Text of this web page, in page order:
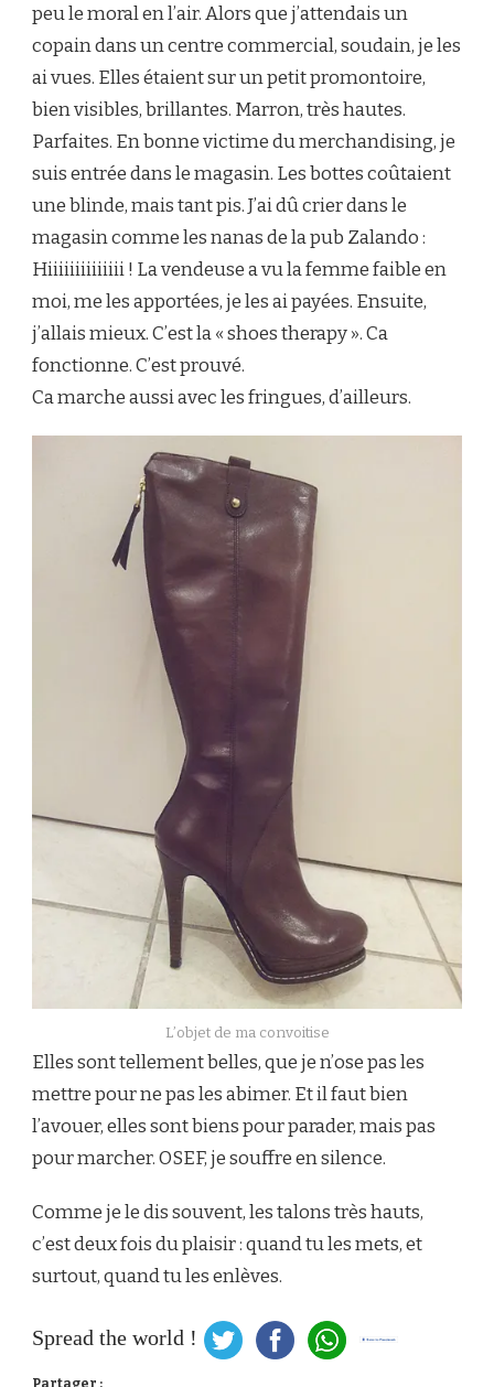
peu le moral en l’air. Alors que j’attendais un
copain dans un centre commercial, soudain, je les
ai vues. Elles étaient sur un petit promontoire,
bien visibles, brillantes. Marron, très hautes.
Parfaites. En bonne victime du merchandising, je
suis entrée dans le magasin. Les bottes coûtaient
une blinde, mais tant pis. J’ai dû crier dans le
magasin comme les nanas de la pub Zalando :
Hiiiiiiiiiiiiii ! La vendeuse a vu la femme faible en
moi, me les apportées, je les ai payées. Ensuite,
j’allais mieux. C’est la « shoes therapy ». Ca
fonctionne. C’est prouvé.
Ca marche aussi avec les fringues, d’ailleurs.
L’objet de ma convoitise
Elles sont tellement belles, que je n’ose pas les
mettre pour ne pas les abimer. Et il faut bien
l’avouer, elles sont biens pour parader, mais pas
pour marcher. OSEF, je souffre en silence.
Comme je le dis souvent, les talons très hauts,
c’est deux fois du plaisir : quand tu les mets, et
surtout, quand tu les enlèves.
Spread the world !
Partager :